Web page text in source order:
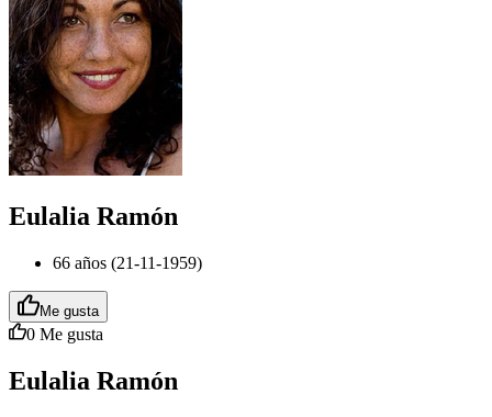
Eulalia Ramón
66 años (21-11-1959)
Me gusta
0 Me gusta
Eulalia Ramón